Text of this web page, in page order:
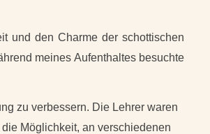
und den Charme der schottischen
meines Aufenthaltes besuchte
zu verbessern. Die Lehrer waren
Möglichkeit, an verschiedenen